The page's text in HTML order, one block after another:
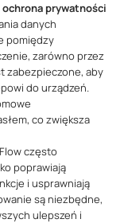
prywatności
danych
pomiędzy
zarówno przez
zabezpieczone, aby
do urządzeń.
co zwiększa
często
poprawiają
i usprawniają
są niezbędne,
ulepszeń i